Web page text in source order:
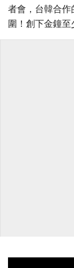
者會，台韓合作
圍！創下金鐘至